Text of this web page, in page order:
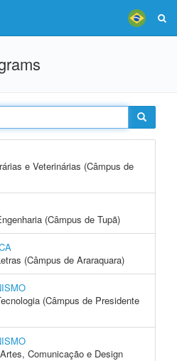
e Veterinárias (Câmpus de
(Câmpus de Tupã)
(Câmpus de Araraquara)
(Câmpus de Presidente
Comunicação e Design